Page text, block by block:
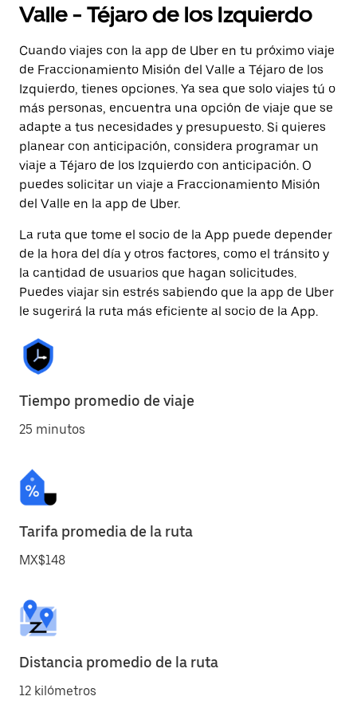
Valle - Téjaro de los Izquierdo
Cuando viajes con la app de Uber en tu próximo viaje
de Fraccionamiento Misión del Valle a Téjaro de los
Izquierdo, tienes opciones. Ya sea que solo viajes tú o
más personas, encuentra una opción de viaje que se
adapte a tus necesidades y presupuesto. Si quieres
planear con anticipación, considera programar un
viaje a Téjaro de los Izquierdo con anticipación. O
puedes solicitar un viaje a Fraccionamiento Misión
del Valle en la app de Uber.
La ruta que tome el socio de la App puede depender
de la hora del día y otros factores, como el tránsito y
la cantidad de usuarios que hagan solicitudes.
Puedes viajar sin estrés sabiendo que la app de Uber
le sugerirá la ruta más eficiente al socio de la App.
Tiempo promedio de viaje
25 minutos
Tarifa promedia de la ruta
MX$148
Distancia promedio de la ruta
12 kilómetros